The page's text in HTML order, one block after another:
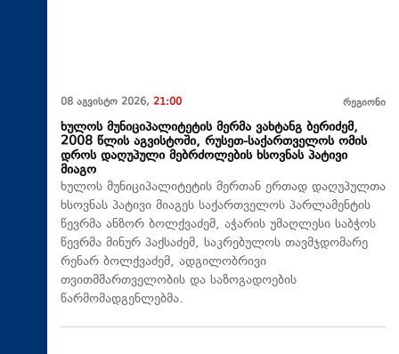
08 აგვისტო 2026, 21:00 რეგიონი
ხულოს მუნიციპალიტეტის მერმა ვახტანგ ბერიძემ,
2008 წლის აგვისტოში, რუსეთ-საქართველოს ომის
დროს დაღუპული მებრძოლების ხსოვნას პატივი
მიაგო
ხულოს მუნიციპალიტეტის მერთან ერთად დაღუპულთა
ხსოვნას პატივი მიაგეს საქართველოს პარლამენტის
წევრმა ანზორ ბოლქვაძემ, აჭარის უმაღლესი საბჭოს
წევრმა მინურ პაქსაძემ, საკრებულოს თავმჯდომარე
რენარ ბოლქვაძემ, ადგილობრივი
თვითმმართველობის და საზოგადოების
წარმომადგენლებმა.